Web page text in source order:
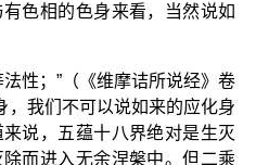
色相的色身来看，当然说如
性；”（《维摩诘所说经》卷
，我们不可以说如来的应化身
说，五蕴十八界绝对是生灭
而进入无余涅槃中。但二乘